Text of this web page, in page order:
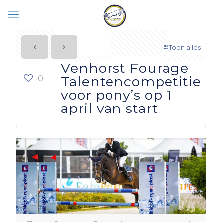
Toon alles
0
Venhorst Fourage
Talentencompetitie
voor pony’s op 1
april van start